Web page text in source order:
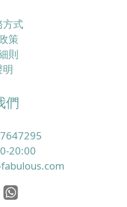
方式
策
則
明
們
20:00